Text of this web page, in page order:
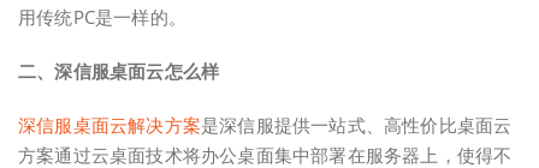
用传统PC是一样的。
二、深信服桌面云怎么样
深信服桌面云解决方案是深信服提供一站式、高性价比桌面云
方案通过云桌面技术将办公桌面集中部署在服务器上，使得不